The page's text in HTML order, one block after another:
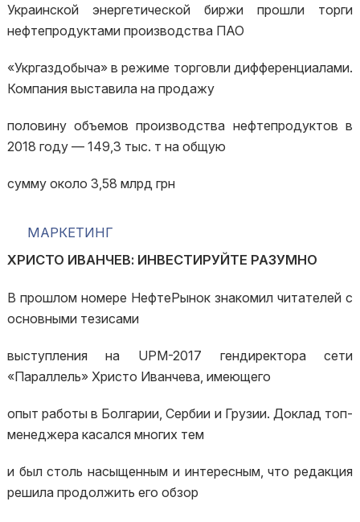
Украинской энергетической биржи прошли торги
нефтепродуктами производства ПАО
«Укргаздобыча» в режиме торговли дифференциалами.
Компания выставила на продажу
половину объемов производства нефтепродуктов в
2018 году — 149,3 тыс. т на общую
сумму около 3,58 млрд грн
МАРКЕТИНГ
ХРИСТО ИВАНЧЕВ: ИНВЕСТИРУЙТЕ РАЗУМНО
В прошлом номере НефтеРынок знакомил читателей с
основными тезисами
выступления на UPM-2017 гендиректора сети
«Параллель» Христо Иванчева, имеющего
опыт работы в Болгарии, Сербии и Грузии. Доклад топ-
менеджера касался многих тем
и был столь насыщенным и интересным, что редакция
решила продолжить его обзор